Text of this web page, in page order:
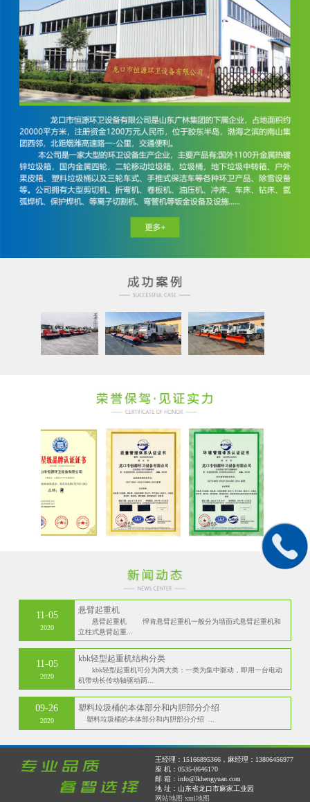
11-05
2020
悬臂起重机
悬臂起重机 悍肯悬臂起重机一般分为墙面式悬臂起重机和
立柱式悬臂起重...
11-05
2020
kbk轻型起重机结构分类
kbk轻型起重机可分为两大类：一类为集中驱动，即用一台电动
机带动长传动轴驱动两...
09-26
2020
塑料垃圾桶的本体部分和内胆部分介绍
塑料垃圾桶的本体部分和内胆部分介绍 ...
王经理：15166895366，麻经理：13806456977
座 机：0535-8646170
邮 箱：info@lkhengyuan.com
地 址：山东省龙口市麻家工业园
网站地图 xml地图